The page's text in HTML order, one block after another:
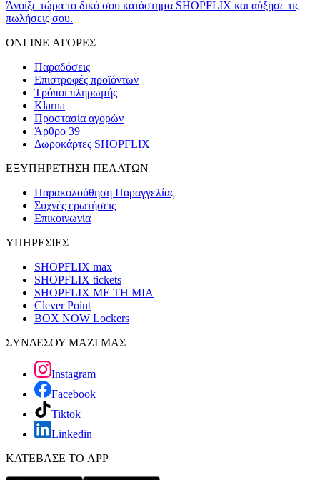
Άνοιξε τώρα το δικό σου κατάστημα SHOPFLIX και αύξησε τις
πωλήσεις σου.
ONLINE ΑΓΟΡΕΣ
Παραδόσεις
Επιστροφές προϊόντων
Τρόποι πληρωμής
Klarna
Προστασία αγορών
Άρθρο 39
Δωροκάρτες SHOPFLIX
ΕΞΥΠΗΡΕΤΗΣΗ ΠΕΛΑΤΩΝ
Παρακολούθηση Παραγγελίας
Συχνές ερωτήσεις
Επικοινωνία
ΥΠΗΡΕΣΙΕΣ
SHOPFLIX max
SHOPFLIX tickets
SHOPFLIX ΜΕ ΤΗ ΜΙΑ
Clever Point
BOX NOW Lockers
ΣΥΝΔΕΣΟΥ ΜΑΖΙ ΜΑΣ
Instagram
Facebook
Tiktok
Linkedin
ΚΑΤΕΒΑΣΕ ΤΟ APP